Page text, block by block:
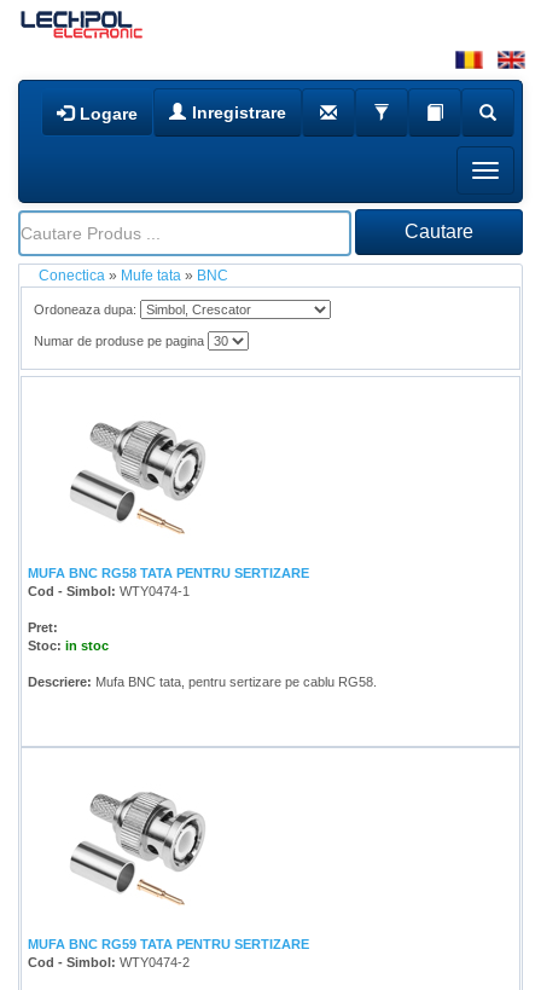
Logare Inregistrare
Conectica » Mufe tata » BNC
Ordoneaza dupa:
Numar de produse pe pagina
MUFA BNC RG58 TATA PENTRU SERTIZARE
Cod - Simbol: WTY0474-1
Pret:
Stoc: in stoc
Descriere: Mufa BNC tata, pentru sertizare pe cablu RG58.
MUFA BNC RG59 TATA PENTRU SERTIZARE
Cod - Simbol: WTY0474-2